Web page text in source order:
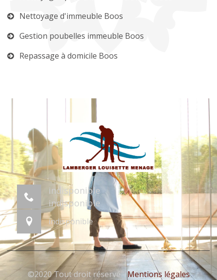
Nettoyage d'immeuble Boos
Gestion poubelles immeuble Boos
Repassage à domicile Boos
indisponible
indisponible
indisponible
©2020 Tout droit réservé -Mentions légales